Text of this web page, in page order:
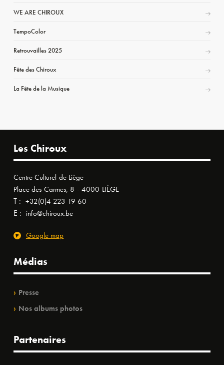
WE ARE CHIROUX
TempoColor
Retrouvailles 2025
Fête des Chiroux
La Fête de la Musique
Les Chiroux
Centre Culturel de Liège
Place des Carmes, 8 - 4000 LIÈGE
T : +32(0)4 223 19 60
E : info@chiroux.be
Google map
Médias
Presse
Nos albums photos
Partenaires